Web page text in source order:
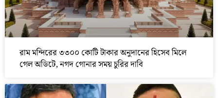
রাম মন্দিরের ৩৩০০ কোটি টাকার অনুদানের হিসেব মিলে
গেল অডিটে, নগদ গোনার সময় চুরির দাবি